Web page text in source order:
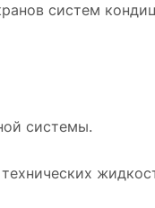
систем
системы.